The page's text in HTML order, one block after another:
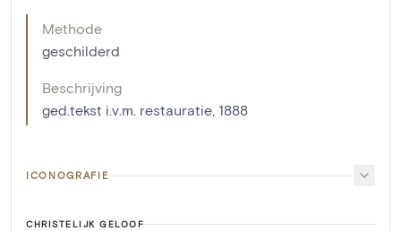
Methode
geschilderd
Beschrijving
ged.tekst i.v.m. restauratie, 1888
ICONOGRAFIE
CHRISTELIJK GELOOF